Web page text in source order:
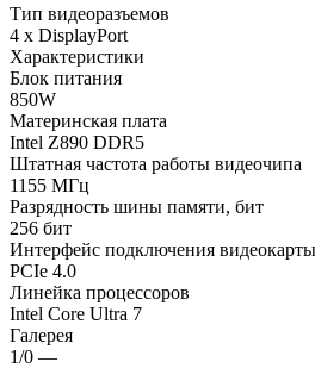
Тип видеоразъемов
4 x DisplayPort
Характеристики
Блок питания
850W
Материнская плата
Intel Z890 DDR5
Штатная частота работы видеочипа
1155 МГц
Разрядность шины памяти, бит
256 бит
Интерфейс подключения видеокарты
PCIe 4.0
Линейка процессоров
Intel Core Ultra 7
Галерея
1/0 —